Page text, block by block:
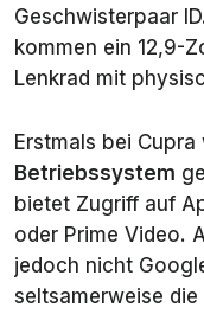
Geschwisterpaar
kommen ein 12,9-
Lenkrad mit
Erstmals bei
Betriebssystem
bietet Zugriff auf
oder Prime Video.
jedoch nicht
seltsamerweise